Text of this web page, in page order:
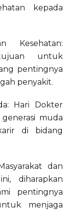
kepada
Kesehatan:
untuk
pentingnya
penyakit.
Hari Dokter
muda
di bidang
dan
diharapkan
pentingnya
menjaga